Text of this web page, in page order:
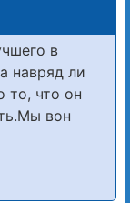
в
навряд ли
то, что он
вон